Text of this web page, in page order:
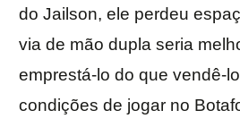
do Jailson, ele perdeu
via de mão dupla seria
emprestá-lo do que vendê-
condições de jogar no